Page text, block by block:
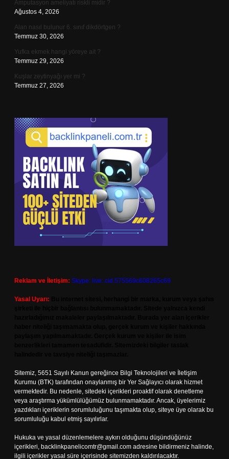
Amputasyon ameliyatı riskli midir ?
Ağustos 4, 2026
Alan nasıl bulunur 6. sınıf dikdörtgen ?
Temmuz 30, 2026
Yufka ekmek hangi yöreye ait ?
Temmuz 29, 2026
Kuşlar zeytinyağı yer mi ?
Temmuz 27, 2026
Reklam ve İletişim: Skype: live:.cid.575569c608265c69
Yasal Uyarı:
Sitemiz, 5651 Sayılı Kanun gereğince Bilgi Teknolojileri ve İletişim
Kurumu (BTK) tarafından onaylanmış bir Yer Sağlayıcı olarak hizmet
vermektedir. Bu nedenle, sitedeki içerikleri proaktif olarak denetleme
veya araştırma yükümlülüğümüz bulunmamaktadır. Ancak, üyelerimiz
yazdıkları içeriklerin sorumluluğunu taşımakta olup, siteye üye olarak bu
sorumluluğu kabul etmiş sayılırlar.
Hukuka ve yasal düzenlemelere aykırı olduğunu düşündüğünüz
içerikleri, backlinkpanelicomtr@gmail.com adresine bildirmeniz halinde,
ilgili içerikler yasal süre içerisinde sitemizden kaldırılacaktır.